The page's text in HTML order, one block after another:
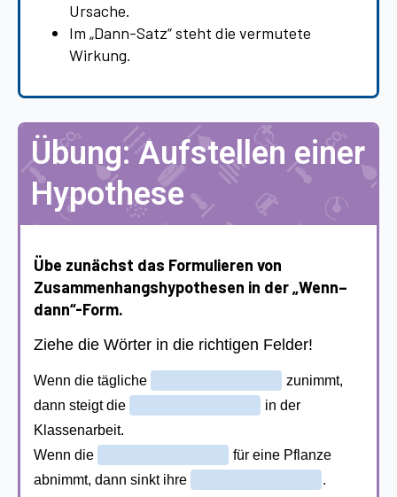
Ursache.
Im „Dann-Satz“ steht die vermutete
Wirkung.
Übung: Aufstellen einer
Hypothese
Übe zunächst das Formulieren von
Zusammenhangshypothesen in der „Wenn–
dann“-Form.